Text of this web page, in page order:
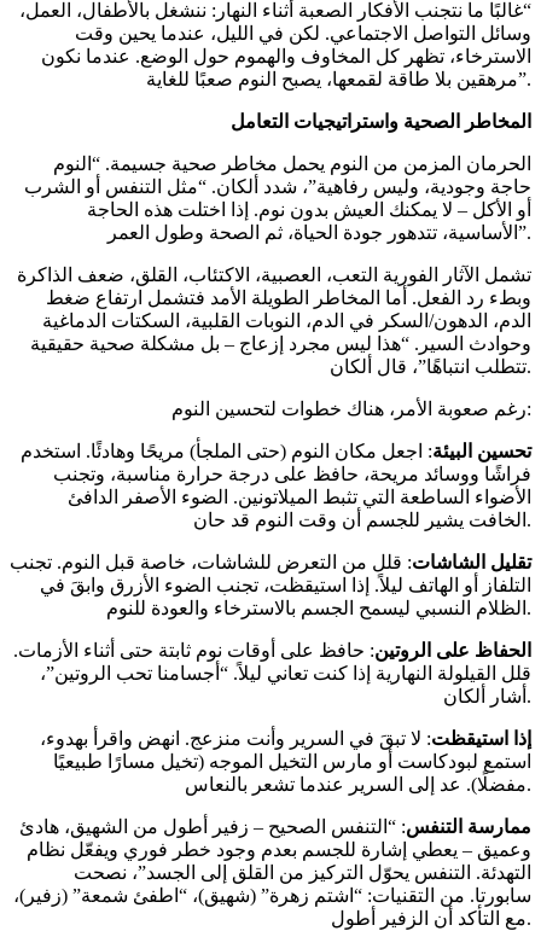
“غالبًا ما نتجنب الأفكار الصعبة أثناء النهار: ننشغل بالأطفال، العمل،
وسائل التواصل الاجتماعي. لكن في الليل، عندما يحين وقت
الاسترخاء، تظهر كل المخاوف والهموم حول الوضع. عندما نكون
مرهقين بلا طاقة لقمعها، يصبح النوم صعبًا للغاية”.
المخاطر الصحية واستراتيجيات التعامل
الحرمان المزمن من النوم يحمل مخاطر صحية جسيمة. “النوم
حاجة وجودية، وليس رفاهية”، شدد ألكان. “مثل التنفس أو الشرب
أو الأكل – لا يمكنك العيش بدون نوم. إذا اختلت هذه الحاجة
الأساسية، تتدهور جودة الحياة، ثم الصحة وطول العمر”.
تشمل الآثار الفورية التعب، العصبية، الاكتئاب، القلق، ضعف الذاكرة
وبطء رد الفعل. أما المخاطر الطويلة الأمد فتشمل ارتفاع ضغط
الدم، الدهون/السكر في الدم، النوبات القلبية، السكتات الدماغية
وحوادث السير. “هذا ليس مجرد إزعاج – بل مشكلة صحية حقيقية
تتطلب انتباهًا”، قال ألكان.
رغم صعوبة الأمر، هناك خطوات لتحسين النوم:
تحسين البيئة: اجعل مكان النوم (حتى الملجأ) مريحًا وهادئًا. استخدم
فراشًا ووسائد مريحة، حافظ على درجة حرارة مناسبة، وتجنب
الأضواء الساطعة التي تثبط الميلاتونين. الضوء الأصفر الدافئ
الخافت يشير للجسم أن وقت النوم قد حان.
تقليل الشاشات: قلل من التعرض للشاشات، خاصة قبل النوم. تجنب
التلفاز أو الهاتف ليلاً. إذا استيقظت، تجنب الضوء الأزرق وابقَ في
الظلام النسبي ليسمح الجسم بالاسترخاء والعودة للنوم.
الحفاظ على الروتين: حافظ على أوقات نوم ثابتة حتى أثناء الأزمات.
قلل القيلولة النهارية إذا كنت تعاني ليلاً. “أجسامنا تحب الروتين”،
أشار ألكان.
إذا استيقظت: لا تبقَ في السرير وأنت منزعج. انهض واقرأ بهدوء،
استمع لبودكاست أو مارس التخيل الموجه (تخيل مسارًا طبيعيًا
مفضلًا). عد إلى السرير عندما تشعر بالنعاس.
ممارسة التنفس: “التنفس الصحيح – زفير أطول من الشهيق، هادئ
وعميق – يعطي إشارة للجسم بعدم وجود خطر فوري ويفعّل نظام
التهدئة. التنفس يحوّل التركيز من القلق إلى الجسد”، نصحت
سابورتا. من التقنيات: “اشتم زهرة” (شهيق)، “اطفئ شمعة” (زفير)،
مع التأكد أن الزفير أطول.